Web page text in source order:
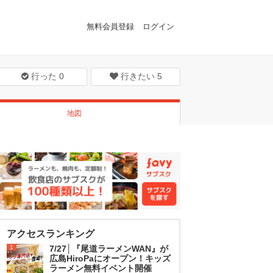
無料会員登録 ログイン
行った 0 行きたい 5
地図
アクセスランキング
1
7/27│『尾道ラーメンWAN』が
広島HiroPaにオープン！キッズ
ラーメン無料イベント開催